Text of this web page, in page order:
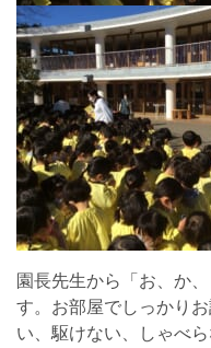
園長先生から「お、か
す。お部屋でしっかり
い、駆けない、しゃべ